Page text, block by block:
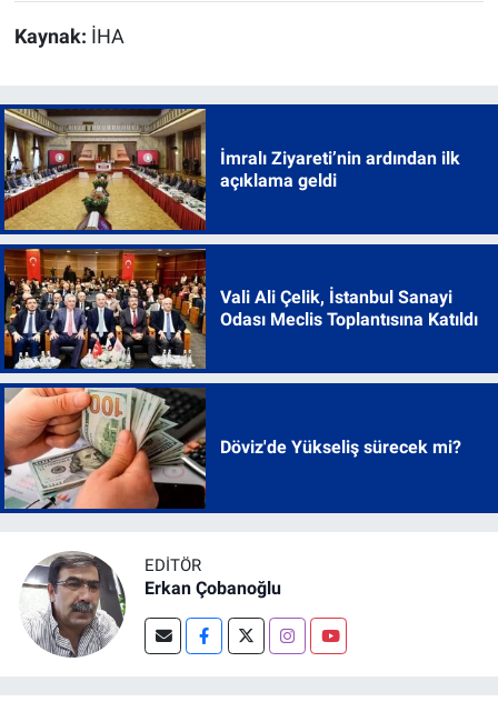
Kaynak: İHA
İmralı Ziyareti’nin ardından ilk
açıklama geldi
Vali Ali Çelik, İstanbul Sanayi
Odası Meclis Toplantısına Katıldı
Döviz'de Yükseliş sürecek mi?
EDITÖR
Erkan Çobanoğlu